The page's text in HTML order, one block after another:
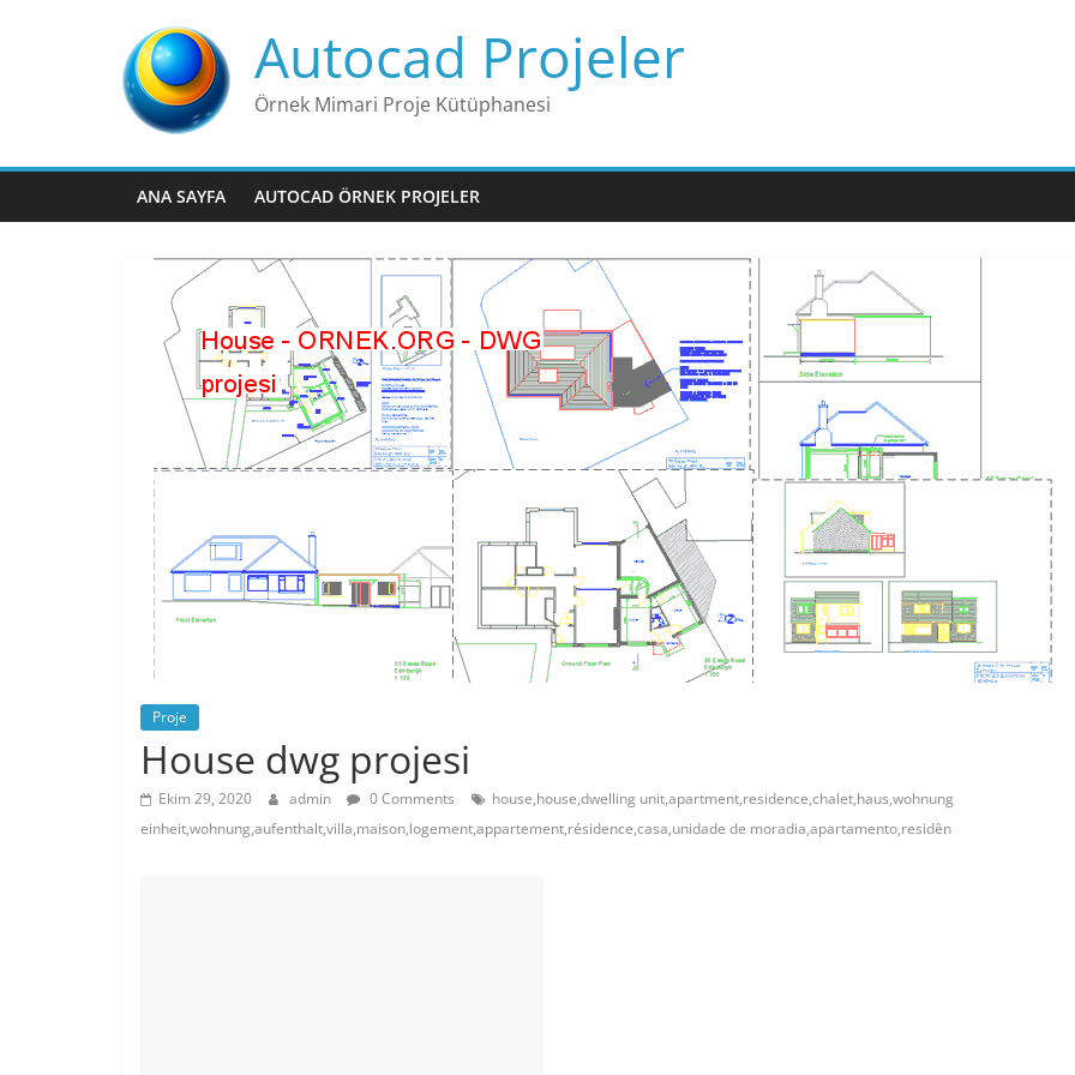
Autocad Projeler
Örnek Mimari Proje Kütüphanesi
ANA SAYFA AUTOCAD ÖRNEK PROJELER
Proje
House dwg projesi
Ekim 29, 2020 admin 0 Comments
house,house,dwelling unit,apartment,residence,chalet,haus,wohnung
einheit,wohnung,aufenthalt,villa,maison,logement,appartement,résidence,casa,unidade de moradia,apartamento,residên